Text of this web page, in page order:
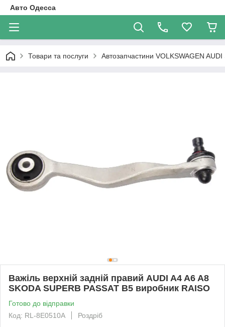
Авто Одесса
Товари та послуги Автозапчастини VOLKSWAGEN AUDI
Важіль верхній задній правий AUDI A4 A6 A8
SKODA SUPERB PASSAT B5 виробник RAISO
Готово до відправки
Код: RL-8E0510A
Роздріб